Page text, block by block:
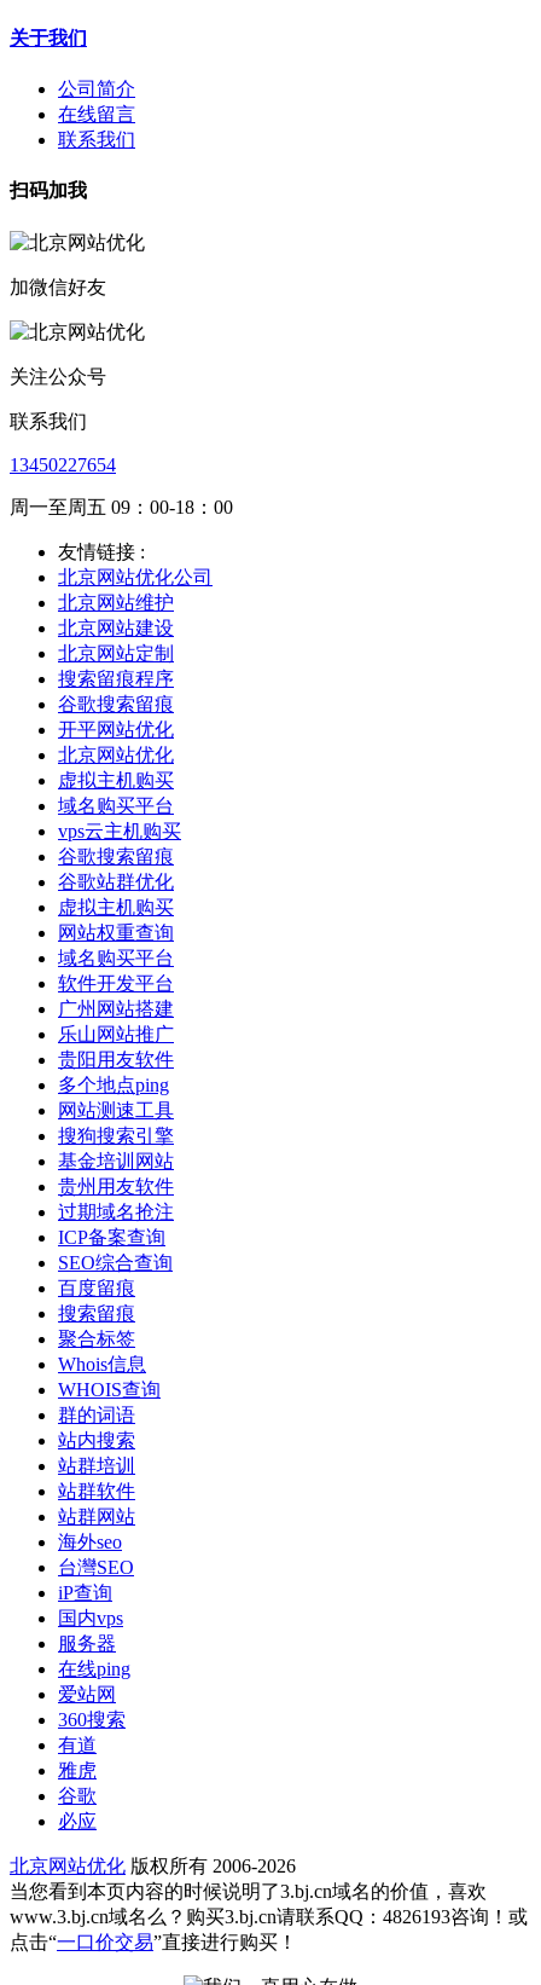
关于我们
公司简介
在线留言
联系我们
扫码加我
加微信好友
关注公众号
联系我们
13450227654
周一至周五 09：00-18：00
友情链接 :
北京网站优化公司
北京网站维护
北京网站建设
北京网站定制
搜索留痕程序
谷歌搜索留痕
开平网站优化
北京网站优化
虚拟主机购买
域名购买平台
vps云主机购买
谷歌搜索留痕
谷歌站群优化
虚拟主机购买
网站权重查询
域名购买平台
软件开发平台
广州网站搭建
乐山网站推广
贵阳用友软件
多个地点ping
网站测速工具
搜狗搜索引擎
基金培训网站
贵州用友软件
过期域名抢注
ICP备案查询
SEO综合查询
百度留痕
搜索留痕
聚合标签
Whois信息
WHOIS查询
群的词语
站内搜索
站群培训
站群软件
站群网站
海外seo
台灣SEO
iP查询
国内vps
服务器
在线ping
爱站网
360搜索
有道
雅虎
谷歌
必应
北京网站优化 版权所有 2006-2026
当您看到本页内容的时候说明了3.bj.cn域名的价值，喜欢
www.3.bj.cn域名么？购买3.bj.cn请联系QQ：4826193咨询！或
点击“一口价交易”直接进行购买！